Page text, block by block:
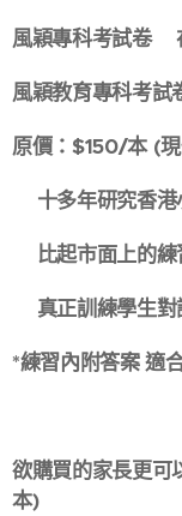
風穎專科考試卷💯
風穎教育專科考
原價：$150/本 (
✅十多年研究香
✅比起市面上的
✅真正訓練學生
*練習內附答案 適
欲購買的家長更
本)